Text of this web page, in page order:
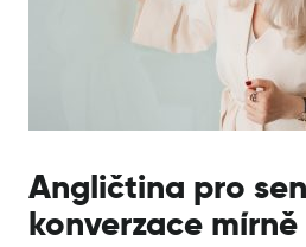
Angličtina pro
konverzace